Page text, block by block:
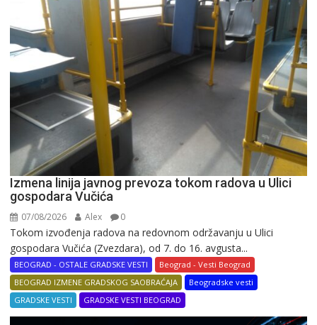
Izmena linija javnog prevoza tokom radova u Ulici
gospodara Vučića
07/08/2026 Alex 0
Tokom izvođenja radova na redovnom održavanju u Ulici
gospodara Vučića (Zvezdara), od 7. do 16. avgusta...
BEOGRAD - OSTALE GRADSKE VESTI
Beograd - Vesti Beograd
BEOGRAD IZMENE GRADSKOG SAOBRAĆAJA
Beogradske vesti
GRADSKE VESTI
GRADSKE VESTI BEOGRAD